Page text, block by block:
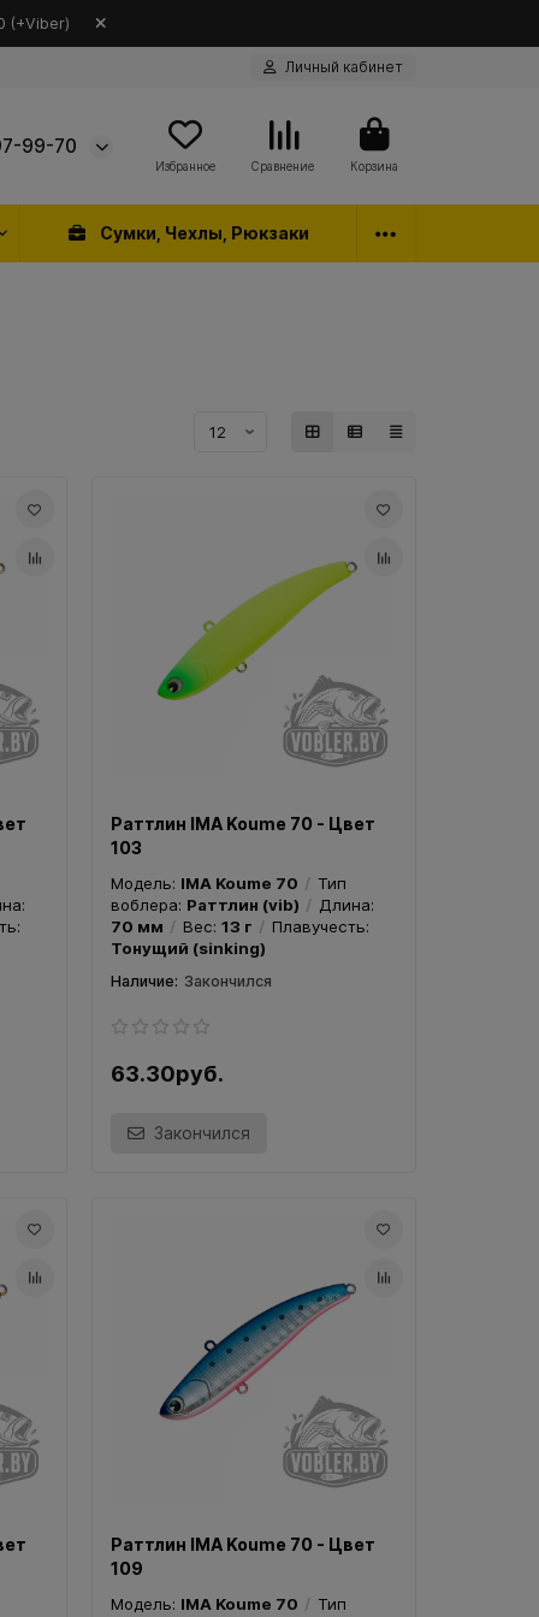
(+Viber)
Личный кабинет
99-70
Избранное Сравнение Корзина
Сумки, Чехлы, Рюкзаки
Раттлин IMA Koume 70 - Цвет
103
Модель: IMA Koume 70
Тип
воблера: Раттлин (vib)
Длина:
70 мм
Вес: 13 г
Плавучесть:
Тонущий (sinking)
Закончился
63.30руб.
Закончился
Раттлин IMA Koume 70 - Цвет
109
Модель: IMA Koume 70
Тип